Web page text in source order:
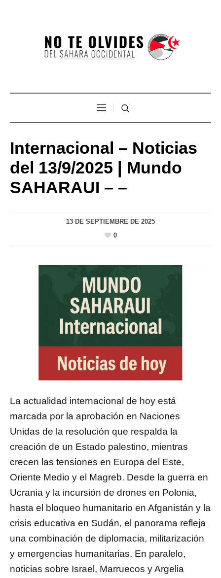
Internacional – Noticias
del 13/9/2025 | Mundo
SAHARAUI – –
13 DE SEPTIEMBRE DE 2025
0
La actualidad internacional de hoy está
marcada por la aprobación en Naciones
Unidas de la resolución que respalda la
creación de un Estado palestino, mientras
crecen las tensiones en Europa del Este,
Oriente Medio y el Magreb. Desde la guerra en
Ucrania y la incursión de drones en Polonia,
hasta el bloqueo humanitario en Afganistán y la
crisis educativa en Sudán, el panorama refleja
una combinación de diplomacia, militarización
y emergencias humanitarias. En paralelo,
noticias sobre Israel, Marruecos y Argelia